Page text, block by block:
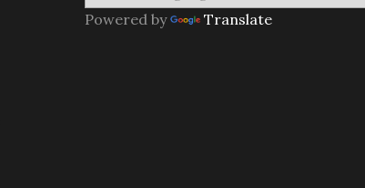
Powered by Translate